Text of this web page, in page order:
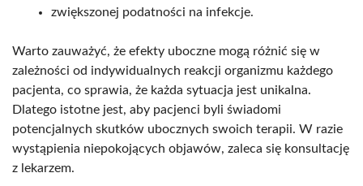
zwiększonej podatności na infekcje.
Warto zauważyć, że efekty uboczne mogą różnić się w
zależności od indywidualnych reakcji organizmu każdego
pacjenta, co sprawia, że każda sytuacja jest unikalna.
Dlatego istotne jest, aby pacjenci byli świadomi
potencjalnych skutków ubocznych swoich terapii. W razie
wystąpienia niepokojących objawów, zaleca się konsultację
z lekarzem.